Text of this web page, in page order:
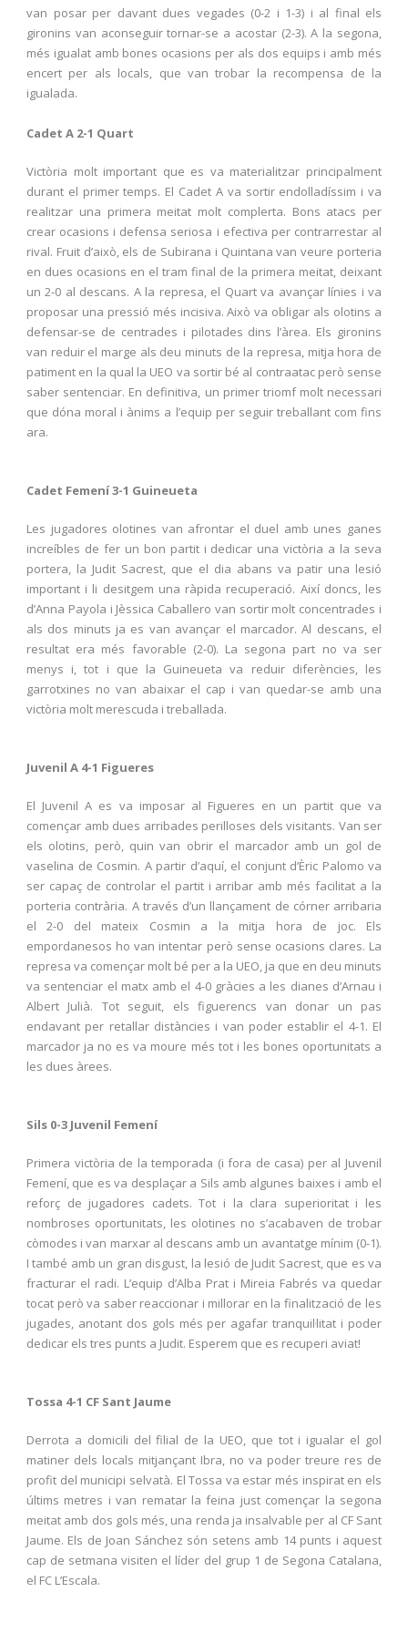
van posar per davant dues vegades (0-2 i 1-3) i al final els
gironins van aconseguir tornar-se a acostar (2-3). A la segona,
més igualat amb bones ocasions per als dos equips i amb més
encert per als locals, que van trobar la recompensa de la
igualada.
Cadet A 2-1 Quart
Victòria molt important que es va materialitzar principalment
durant el primer temps. El Cadet A va sortir endolladíssim i va
realitzar una primera meitat molt complerta. Bons atacs per
crear ocasions i defensa seriosa i efectiva per contrarrestar al
rival. Fruit d’això, els de Subirana i Quintana van veure porteria
en dues ocasions en el tram final de la primera meitat, deixant
un 2-0 al descans. A la represa, el Quart va avançar línies i va
proposar una pressió més incisiva. Això va obligar als olotins a
defensar-se de centrades i pilotades dins l’àrea. Els gironins
van reduir el marge als deu minuts de la represa, mitja hora de
patiment en la qual la UEO va sortir bé al contraatac però sense
saber sentenciar. En definitiva, un primer triomf molt necessari
que dóna moral i ànims a l’equip per seguir treballant com fins
ara.
Cadet Femení 3-1 Guineueta
Les jugadores olotines van afrontar el duel amb unes ganes
increíbles de fer un bon partit i dedicar una victòria a la seva
portera, la Judit Sacrest, que el dia abans va patir una lesió
important i li desitgem una ràpida recuperació. Així doncs, les
d’Anna Payola i Jèssica Caballero van sortir molt concentrades i
als dos minuts ja es van avançar el marcador. Al descans, el
resultat era més favorable (2-0). La segona part no va ser
menys i, tot i que la Guineueta va reduir diferències, les
garrotxines no van abaixar el cap i van quedar-se amb una
victòria molt merescuda i treballada.
Juvenil A 4-1 Figueres
El Juvenil A es va imposar al Figueres en un partit que va
començar amb dues arribades perilloses dels visitants. Van ser
els olotins, però, quin van obrir el marcador amb un gol de
vaselina de Cosmin. A partir d’aquí, el conjunt d’Èric Palomo va
ser capaç de controlar el partit i arribar amb més facilitat a la
porteria contrària. A través d’un llançament de córner arribaria
el 2-0 del mateix Cosmin a la mitja hora de joc. Els
empordanesos ho van intentar però sense ocasions clares. La
represa va començar molt bé per a la UEO, ja que en deu minuts
va sentenciar el matx amb el 4-0 gràcies a les dianes d’Arnau i
Albert Julià. Tot seguit, els figuerencs van donar un pas
endavant per retallar distàncies i van poder establir el 4-1. El
marcador ja no es va moure més tot i les bones oportunitats a
les dues àrees.
Sils 0-3 Juvenil Femení
Primera victòria de la temporada (i fora de casa) per al Juvenil
Femení, que es va desplaçar a Sils amb algunes baixes i amb el
reforç de jugadores cadets. Tot i la clara superioritat i les
nombroses oportunitats, les olotines no s’acabaven de trobar
còmodes i van marxar al descans amb un avantatge mínim (0-1).
I també amb un gran disgust, la lesió de Judit Sacrest, que es va
fracturar el radi. L’equip d’Alba Prat i Mireia Fabrés va quedar
tocat però va saber reaccionar i millorar en la finalització de les
jugades, anotant dos gols més per agafar tranquil·litat i poder
dedicar els tres punts a Judit. Esperem que es recuperi aviat!
Tossa 4-1 CF Sant Jaume
Derrota a domicili del filial de la UEO, que tot i igualar el gol
matiner dels locals mitjançant Ibra, no va poder treure res de
profit del municipi selvatà. El Tossa va estar més inspirat en els
últims metres i van rematar la feina just començar la segona
meitat amb dos gols més, una renda ja insalvable per al CF Sant
Jaume. Els de Joan Sánchez són setens amb 14 punts i aquest
cap de setmana visiten el líder del grup 1 de Segona Catalana,
el FC L’Escala.